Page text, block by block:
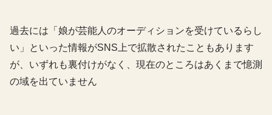
過去には「娘が芸能人のオーディションを受けているらし
い」といった情報がSNS上で拡散されたこともあります
が、いずれも裏付けがなく、現在のところはあくまで憶測
の域を出ていません